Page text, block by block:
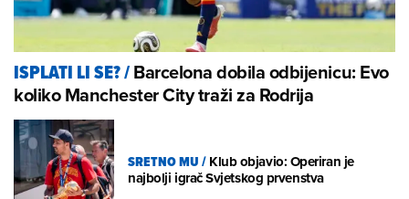
ISPLATI LI SE?/Barcelona dobila odbijenicu: Evo
koliko Manchester City traži za Rodrija
SRETNO MU/Klub objavio: Operiran je
najbolji igrač Svjetskog prvenstva